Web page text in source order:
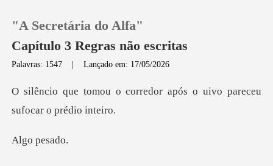
0
"A Secretária do Alfa"
Capítulo 3 Regras não escritas
Palavras: 1547 |Lançado em: 17/05/2026
rredor após o uivo parece
pes